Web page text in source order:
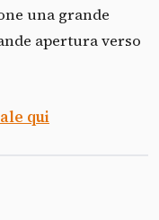
una grande
apertura verso
qui